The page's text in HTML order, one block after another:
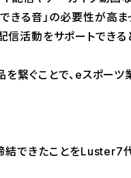
る音」の必要性が高ま
活動をサポートできる
繋ぐことで、eスポー
結できたことをLuster7